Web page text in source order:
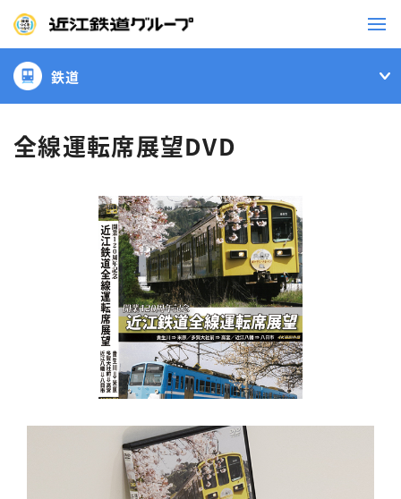
鉄道
バス
観光・イベント情報
ニュースリリース
企業情報
お問い合わせ一覧
簡体中文 繁体中文
鉄道
全線運転席展望DVD